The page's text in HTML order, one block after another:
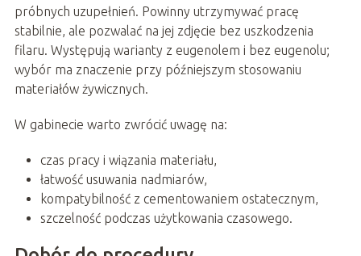
próbnych uzupełnień. Powinny utrzymywać pracę
stabilnie, ale pozwalać na jej zdjęcie bez uszkodzenia
filaru. Występują warianty z eugenolem i bez eugenolu;
wybór ma znaczenie przy późniejszym stosowaniu
materiałów żywicznych.
W gabinecie warto zwrócić uwagę na:
czas pracy i wiązania materiału,
łatwość usuwania nadmiarów,
kompatybilność z cementowaniem ostatecznym,
szczelność podczas użytkowania czasowego.